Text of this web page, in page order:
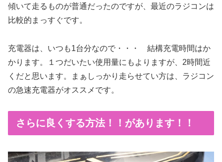
傾いて走るものが普通だったのですが、最近のラジコンは
比較的まっすぐです。
充電器は、いつも1台分なので・・・ 結構充電時間はか
かります。１つだいたい使用量にもよりますが、2時間近
くだと思います。まぁしっかり走らせてい方は、ラジコン
の急速充電器がオススメです。
さらに良くする方法！！があります！！